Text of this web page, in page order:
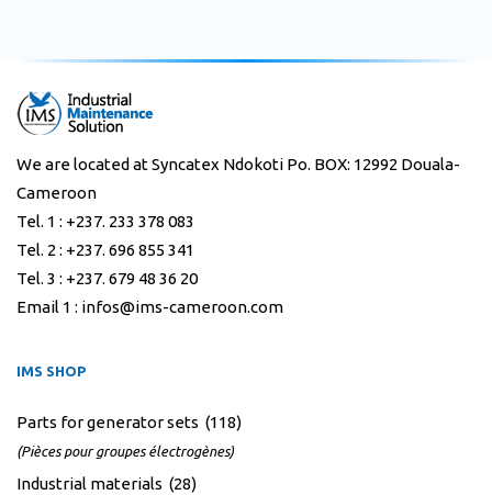
We are located at Syncatex Ndokoti Po. BOX: 12992 Douala-
Cameroon
Tel. 1 : +237. 233 378 083
Tel. 2 : +237. 696 855 341
Tel. 3 : +237. 679 48 36 20
Email 1 : infos@ims-cameroon.com
IMS SHOP
Parts for generator sets (118)
(Pièces pour groupes électrogènes)
Industrial materials (28)